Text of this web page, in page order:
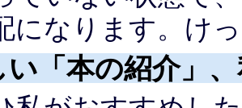
になります。け
い「本の紹介」